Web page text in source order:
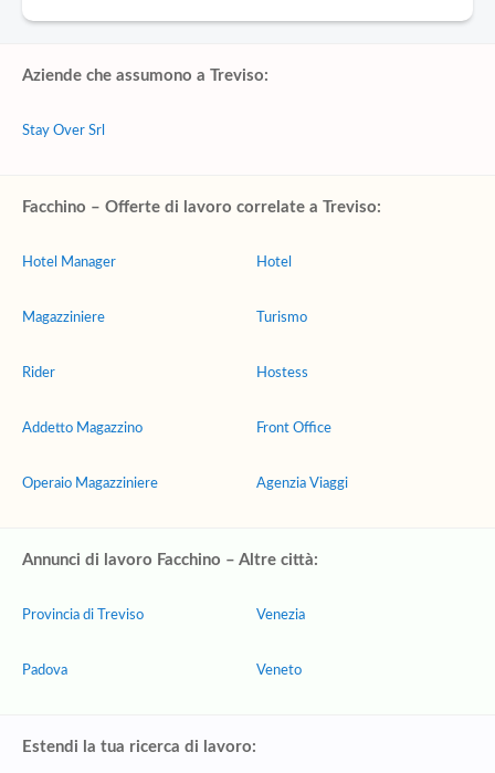
Aziende che assumono a Treviso:
Stay Over Srl
Facchino – Offerte di lavoro correlate a Treviso:
Hotel Manager
Magazziniere
Rider
Addetto Magazzino
Operaio Magazziniere
Hotel
Turismo
Hostess
Front Office
Agenzia Viaggi
Annunci di lavoro Facchino – Altre città:
Provincia di Treviso
Padova
Venezia
Veneto
Estendi la tua ricerca di lavoro: